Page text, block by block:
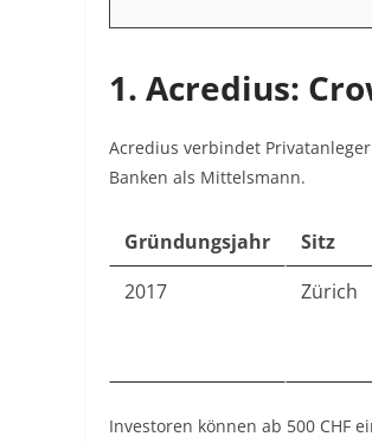
1. Acredius:
Acredius verbindet
Banken als Mittelsmann.
Gründungsjahr Sitz
2017
Zürich
Investoren können ab 500 CHF